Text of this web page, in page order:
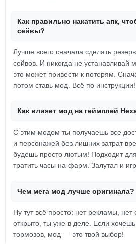
Как правильно накатить апк,
сейвы?
Лучше всего сначала сделать
сейвов. И никогда не устанавливай
это может привести к потерям.
потом ставь мод. Всё по инструкции!
Как влияет мод на геймплей
С этим модом ты получаешь все
и персонажей без лишних затрат
будешь просто лютым! Подходит для
тратить часы на фарм. Залутал и
Чем мега мод лучше оригинала?
Ну тут всё просто: нет рекламы,
открыто, ты уже в деле. Если
тормозов, мод — это твой выбор!